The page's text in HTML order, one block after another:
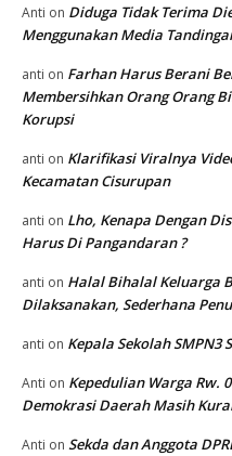
Anti on Diduga Tidak Terima
Menggunakan Media
anti on Farhan Harus Berani
Membersihkan Orang Orang
Korupsi
anti on Klarifikasi Viralnya
Kecamatan Cisurupan
anti on Lho, Kenapa Dengan
Harus Di Pangandaran ?
anti on Halal Bihalal Keluarga
Dilaksanakan, Sederhana
anti on Kepala Sekolah SMPN3
Anti on Kepedulian Warga Rw.
Demokrasi Daerah Masih
Anti on Sekda dan Anggota